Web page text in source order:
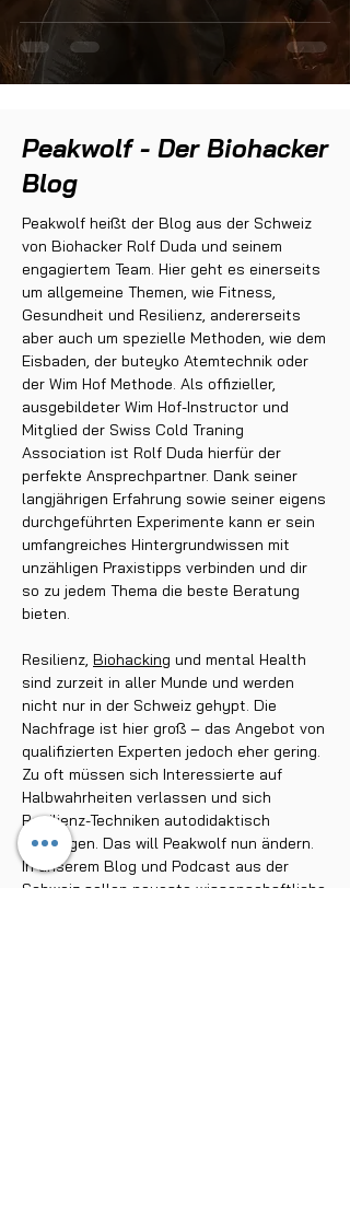
Taktgeber
des
Körpers
Peakwolf - Der Biohacker
Blog
Peakwolf heißt der Blog aus der Schweiz
von Biohacker Rolf Duda und seinem
engagiertem Team. Hier geht es einerseits
um allgemeine Themen, wie Fitness,
Gesundheit und Resilienz, andererseits
aber auch um spezielle Methoden, wie dem
Eisbaden, der buteyko Atemtechnik oder
der Wim Hof Methode. Als offizieller,
ausgebildeter Wim Hof-Instructor und
Mitglied der Swiss Cold Traning
Association ist Rolf Duda hierfür der
perfekte Ansprechpartner. Dank seiner
langjährigen Erfahrung sowie seiner eigens
durchgeführten Experimente kann er sein
umfangreiches Hintergrundwissen mit
unzähligen Praxistipps verbinden und dir
so zu jedem Thema die beste Beratung
bieten.
Resilienz, Biohacking und mental Health
sind zurzeit in aller Munde und werden
nicht nur in der Schweiz gehypt. Die
Nachfrage ist hier groß – das Angebot von
qualifizierten Experten jedoch eher gering.
Zu oft müssen sich Interessierte auf
Halbwahrheiten verlassen und sich
Resilienz-Techniken autodidaktisch
beibringen. Das will Peakwolf nun ändern.
In unserem Blog und Podcast aus der
Schweiz sollen neueste wissenschaftliche